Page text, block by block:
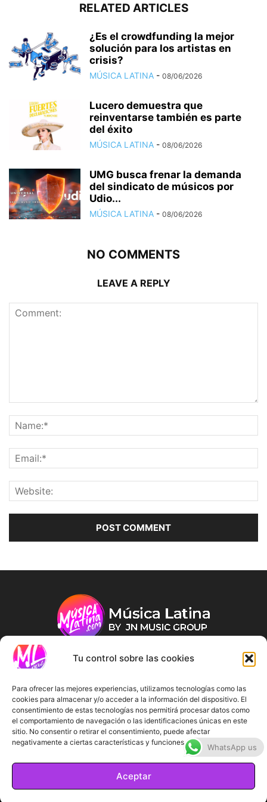
Tu control sobre las cookies
Para ofrecer las mejores experiencias, utilizamos tecnologías como las
cookies para almacenar y/o acceder a la información del dispositivo. El
consentimiento de estas tecnologías nos permitirá procesar datos como
el comportamiento de navegación o las identificaciones únicas en este
sitio. No consentir o retirar el consentimiento, puede afectar
negativamente a ciertas características y funciones.
Aceptar
RELATED ARTICLES
¿Es el crowdfunding la mejor
solución para los artistas en
crisis?
MÚSICA LATINA - 08/06/2026
Lucero demuestra que
reinventarse también es parte
del éxito
MÚSICA LATINA - 08/06/2026
UMG busca frenar la demanda
del sindicato de músicos por
Udio...
MÚSICA LATINA - 08/06/2026
NO COMMENTS
LEAVE A REPLY
FOLLOW US
WhatsApp us